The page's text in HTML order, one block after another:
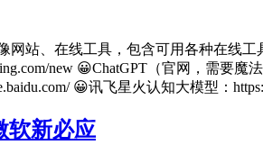
网站、在线工具，包含可用各种在线
new 😀ChatGPT（官网，需要魔
😀讯飞星火认知大模型：
软新必应